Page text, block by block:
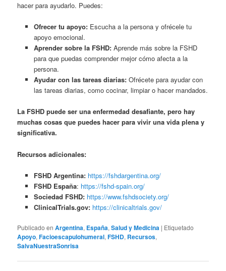
hacer para ayudarlo. Puedes:
Ofrecer tu apoyo:Escucha a la persona y ofrécele tu
apoyo emocional.
Aprender sobre la FSHD:Aprende más sobre la FSHD
para que puedas comprender mejor cómo afecta a la
persona.
Ayudar con las tareas diarias:Ofrécete para ayudar con
las tareas diarias, como cocinar, limpiar o hacer mandados.
La FSHD puede ser una enfermedad desafiante, pero hay
muchas cosas que puedes hacer para vivir una vida plena y
significativa.
Recursos adicionales:
FSHD Argentina: https://fshdargentina.org/
FSHD España: https://fshd-spain.org/
Sociedad FSHD: https://www.fshdsociety.org/
ClinicalTrials.gov: https://clinicaltrials.gov/
Publicado en Argentina, España,Salud y Medicina | Etiquetado
Apoyo,Facioescapulohumeral,FSHD, Recursos,
SalvaNuestraSonrisa